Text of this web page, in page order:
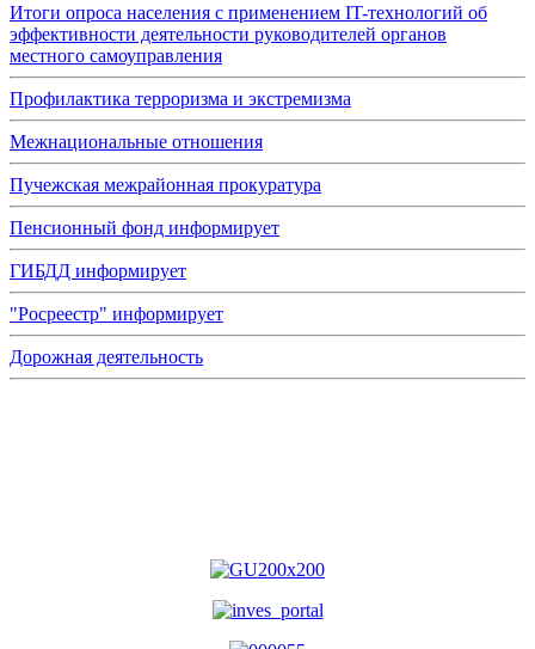
Итоги опроса населения с применением IT-технологий об
эффективности деятельности руководителей органов
местного самоуправления
Профилактика терроризма и экстремизма
Межнациональные отношения
Пучежская межрайонная прокуратура
Пенсионный фонд информирует
ГИБДД информирует
"Росреестр" информирует
Дорожная деятельность